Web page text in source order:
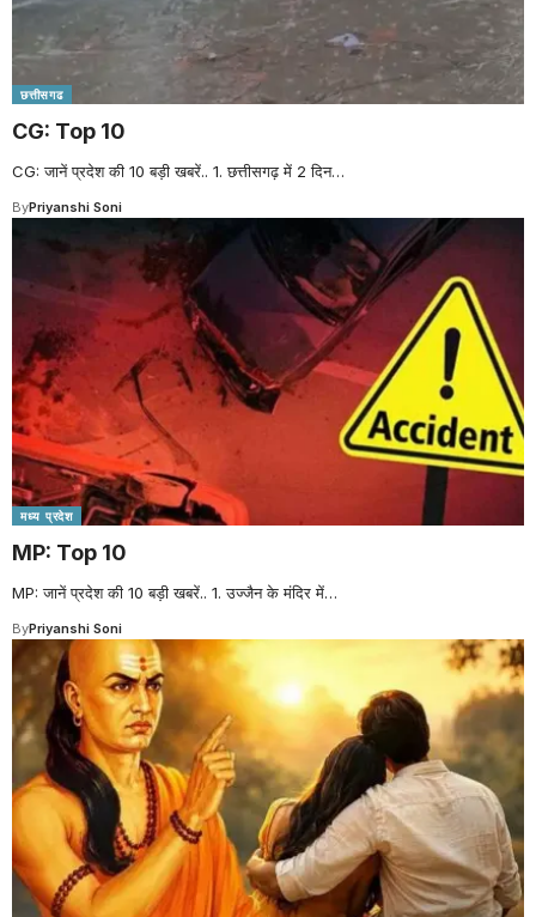
छत्तीसगढ
CG: Top 10
CG: जानें प्रदेश की 10 बड़ी खबरें.. 1. छत्तीसगढ़ में 2 दिन…
ByPriyanshi Soni
मध्य प्रदेश
MP: Top 10
MP: जानें प्रदेश की 10 बड़ी खबरें.. 1. उज्जैन के मंदिर में…
ByPriyanshi Soni